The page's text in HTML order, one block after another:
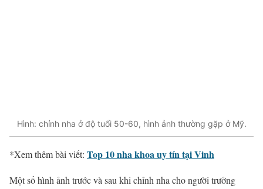
Hình: chỉnh nha ở độ tuổi 50-60, hình ảnh thường gặp ở Mỹ.
*Xem thêm bài viết: Top 10 nha khoa uy tín tại Vinh
Một số hình ảnh trước và sau khi chỉnh nha cho người trưởng